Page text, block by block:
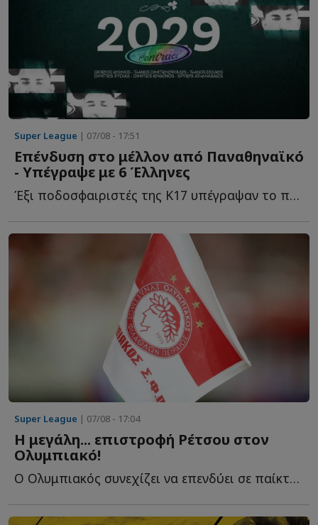
Super League | 07/08 - 17:51
Επένδυση στο μέλλον από Παναθηναϊκό
- Υπέγραψε με 6 Έλληνες
Έξι ποδοσφαιριστές της Κ17 υπέγραψαν το πρώτο επαγγελματικό σ...
Super League | 07/08 - 17:04
Η μεγάλη... επιστροφή Ρέτσου στον
Ολυμπιακό!
Ο Ολυμπιακός συνεχίζει να επενδύει σε παίκτες που γνωρίζουν κ...